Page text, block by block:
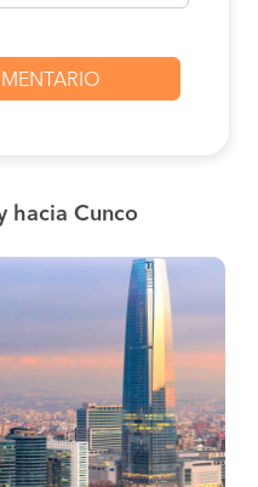
hacia Cunco